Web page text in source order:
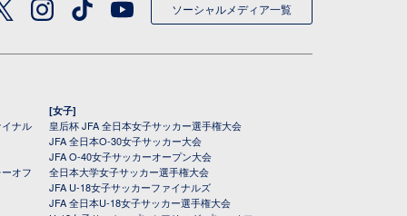
ソーシャルメディア一覧
ナル
オフ
[女子]
皇后杯 JFA 全日本女子サッカー選手権大会
JFA 全日本O-30女子サッカー大会
JFA O-40女子サッカーオープン大会
全日本大学女子サッカー選手権大会
JFA U-18女子サッカーファイナルズ
JFA 全日本U-18女子サッカー選手権大会